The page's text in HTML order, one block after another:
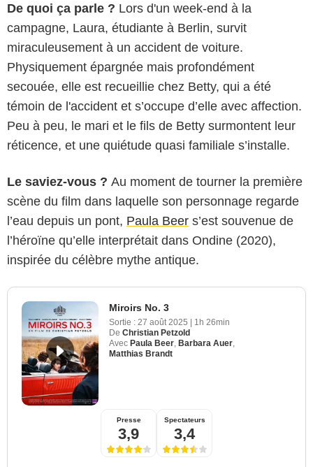
De quoi ça parle ? Lors d'un week-end à la
campagne, Laura, étudiante à Berlin, survit
miraculeusement à un accident de voiture.
Physiquement épargnée mais profondément
secouée, elle est recueillie chez Betty, qui a été
témoin de l'accident et s’occupe d’elle avec affection.
Peu à peu, le mari et le fils de Betty surmontent leur
réticence, et une quiétude quasi familiale s’installe.
Le saviez-vous ? Au moment de tourner la première
scène du film dans laquelle son personnage regarde
l’eau depuis un pont, Paula Beer s’est souvenue de
l’héroïne qu’elle interprétait dans Ondine (2020),
inspirée du célèbre mythe antique.
Miroirs No. 3
Sortie : 27 août 2025 | 1h 26min
De Christian Petzold
Avec Paula Beer Barbara Auer
Matthias Brandt
Presse
3,9
Spectateurs
3,4